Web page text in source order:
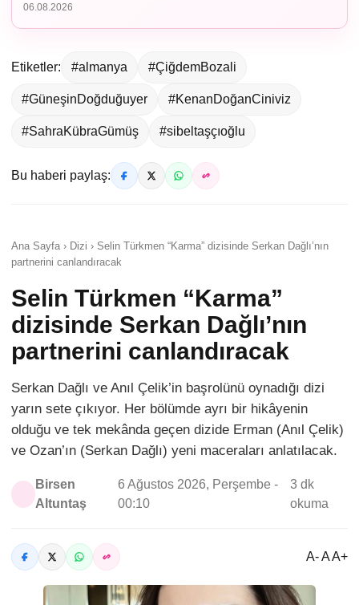
06.08.2026
Etiketler: #almanya #ÇiğdemBozali
#GüneşinDoğduğuyer #KenanDoğanCiniviz
#SahraKübraGümüş #sibeltaşçıoğlu
Bu haberi paylaş:
Ana Sayfa › Dizi › Selin Türkmen “Karma” dizisinde Serkan Dağlı’nın
partnerini canlandıracak
Selin Türkmen “Karma”
dizisinde Serkan Dağlı’nın
partnerini canlandıracak
Serkan Dağlı ve Anıl Çelik’in başrolünü oynadığı dizi
yarın sete çıkıyor. Her bölümde ayrı bir hikâyenin
olduğu ve tek mekânda geçen dizide Erman (Anıl Çelik)
ve Ozan’ın (Serkan Dağlı) yeni maceraları anlatılacak.
Birsen
Altuntaş
6 Ağustos 2026, Perşembe -
00:10
3 dk
okuma
A- A A+